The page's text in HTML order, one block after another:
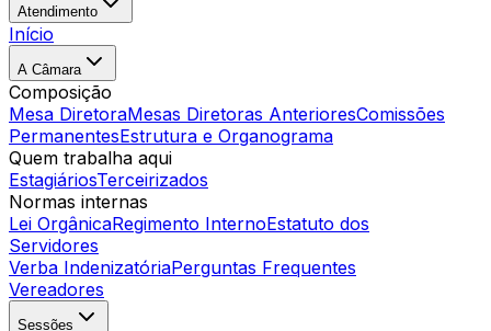
Atendimento
Início
A Câmara
Composição
Mesa DiretoraMesas Diretoras AnterioresComissões
PermanentesEstrutura e Organograma
Quem trabalha aqui
EstagiáriosTerceirizados
Normas internas
Lei OrgânicaRegimento InternoEstatuto dos
Servidores
Verba IndenizatóriaPerguntas Frequentes
Vereadores
Sessões